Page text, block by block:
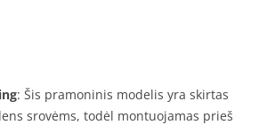
: Šis pramoninis modelis yra skirtas
srovėms, todėl montuojamas prieš